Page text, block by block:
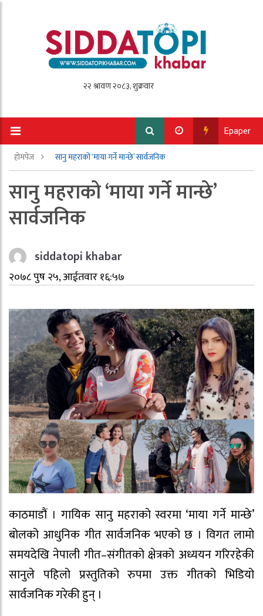
Epaper
होमपेज सानु महराको ‘माया गर्ने मान्छे’ सार्वजनिक
सानु महराको ‘माया गर्ने मान्छे’
सार्वजनिक
siddatopi khabar
२०७८ पुष २५, आईतवार १६:५७
काठमाडौं । गायिक सानु महराको स्वरमा ‘माया गर्ने मान्छे’
बोलको आधुनिक गीत सार्वजनिक भएको छ । विगत लामो
समयदेखि नेपाली गीत–संगीतको क्षेत्रको अध्ययन गरिरहेकी
सानुले पहिलो प्रस्तुतिको रुपमा उक्त गीतको भिडियो
सार्वजनिक गरेकी हुन् ।